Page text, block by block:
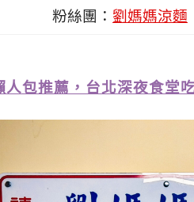
粉絲團： 劉媽媽涼麵
包推薦，台北深夜食堂